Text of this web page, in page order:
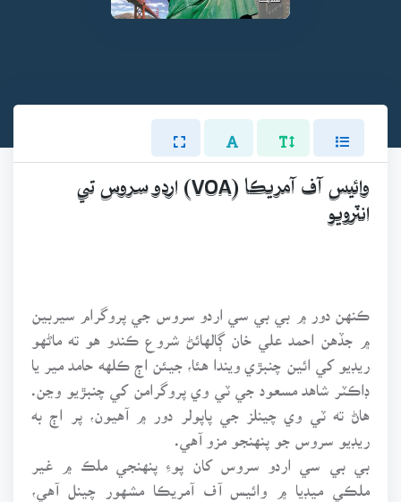
وائيس آف آمريڪا (VOA) اردو سروس تي
انٽرويو
ڪنهن دور ۾ بي بي سي اردو سروس جي پروگرام سيربين
۾ جڏهن احمد علي خان ڳالهائڻ شروع ڪندو هو ته ماڻهو
ريڊيو کي ائين چنبڙي ويندا هئا، جيئن اڄ ڪلهه حامد مير يا
ڊاڪٽر شاهد مسعود جي ٽي وي پروگرامن کي چنبڙيو وڃن.
هاڻ ته ٽي وي چينلز جي پاپولر دور ۾ آهيون، پر اڄ به
ريڊيو سروس جو پنهنجو مزو آهي.
بي بي سي اردو سروس کان پوءِ پنهنجي ملڪ ۾ غير
ملڪي ميڊيا ۾ وائيس آف آمريڪا مشهور چينل آهي،